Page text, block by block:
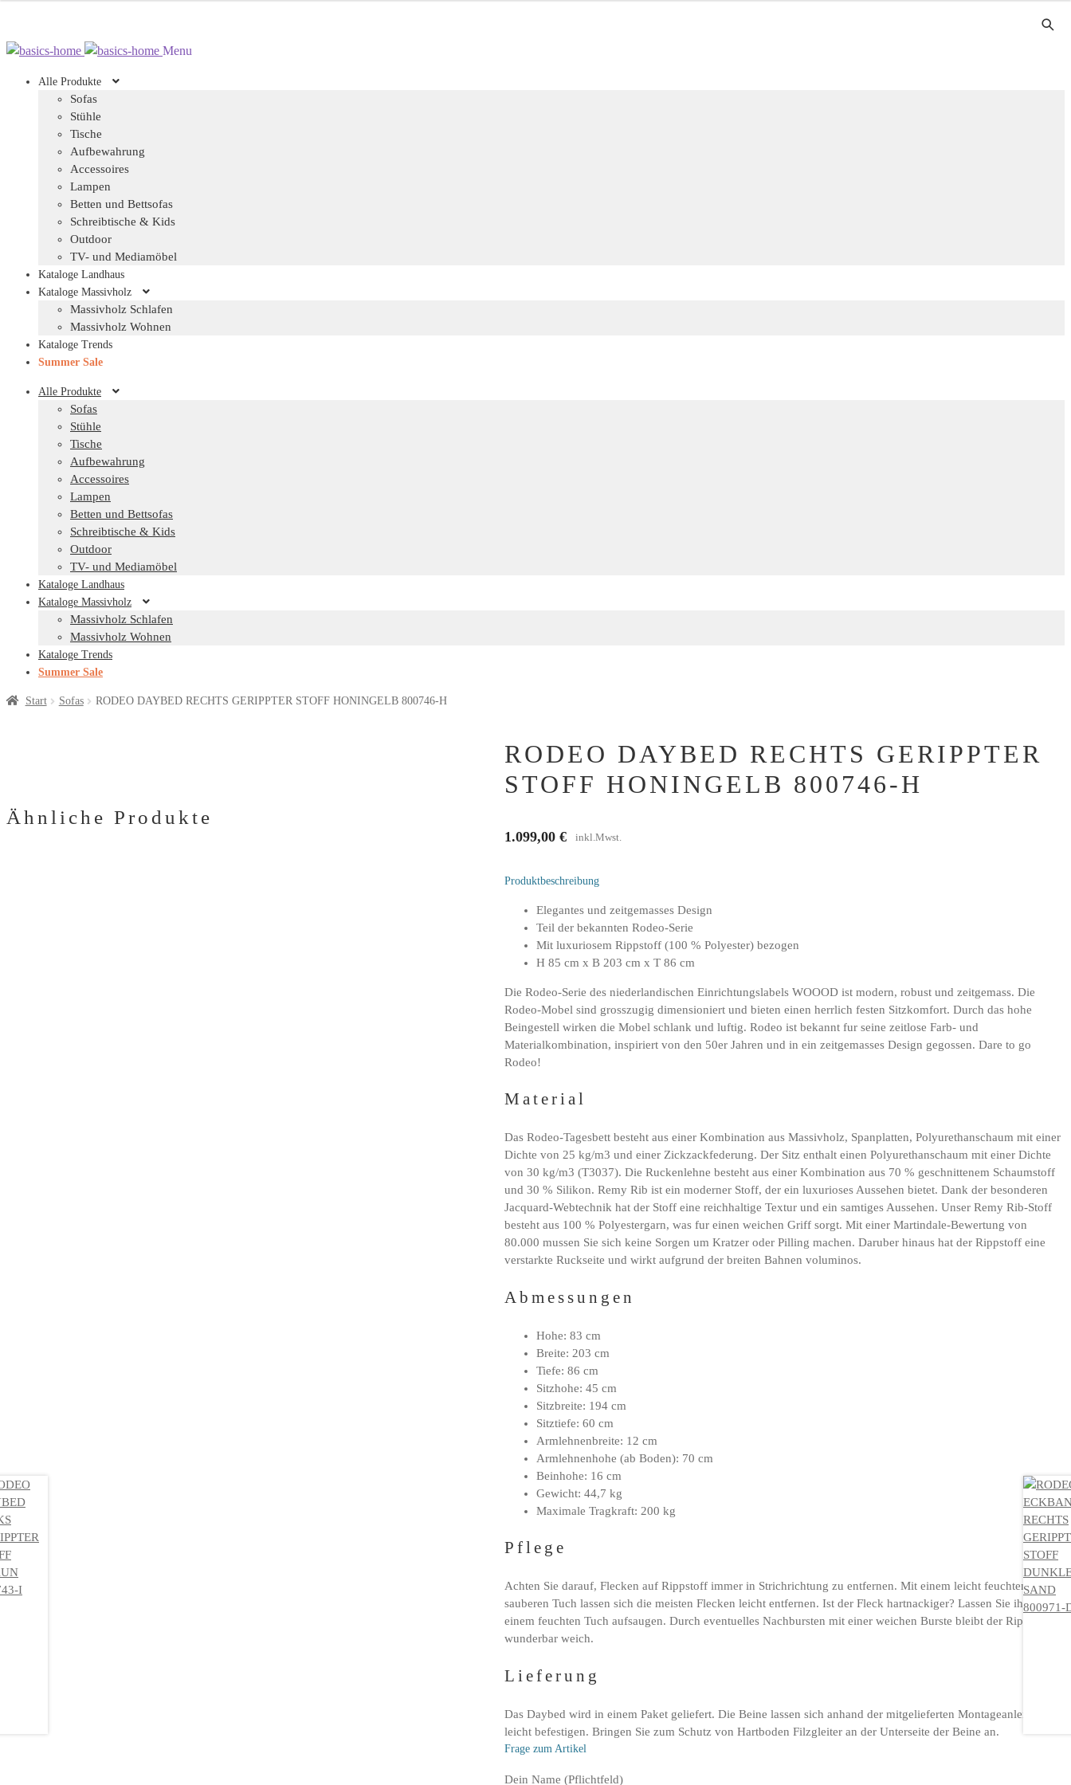
Zur
springen
Zum
springen
Menu
Alle Produkte
Sofas
Stühle
Tische
Aufbewahrung
Accessoires
Lampen
Betten und Bettsofas
Schreibtische & Kids
Outdoor
TV- und Mediamöbel
Kataloge Landhaus
Kataloge Massivholz
Massivholz Schlafen
Massivholz Wohnen
Kataloge Trends
Summer Sale
Alle Produkte
Sofas
Stühle
Tische
Aufbewahrung
Accessoires
Lampen
Betten und Bettsofas
Schreibtische & Kids
Outdoor
TV- und Mediamöbel
Kataloge Landhaus
Kataloge Massivholz
Massivholz Schlafen
Massivholz Wohnen
Kataloge Trends
Summer Sale
Start Sofas RODEO DAYBED RECHTS GERIPPTER STOFF HONINGELB 800746-H
RODEO DAYBED RECHTS GERIPPTER
STOFF HONINGELB 800746-H
1.099,00 € inkl.Mwst.
Produktbeschreibung
Elegantes und zeitgemasses Design
Teil der bekannten Rodeo-Serie
Mit luxuriosem Rippstoff (100 % Polyester) bezogen
H 85 cm x B 203 cm x T 86 cm
Die Rodeo-Serie des niederlandischen Einrichtungslabels WOOOD ist modern, robust und zeitgemass. Die
Rodeo-Mobel sind grosszugig dimensioniert und bieten einen herrlich festen Sitzkomfort. Durch das hohe
Beingestell wirken die Mobel schlank und luftig. Rodeo ist bekannt fur seine zeitlose Farb- und
Materialkombination, inspiriert von den 50er Jahren und in ein zeitgemasses Design gegossen. Dare to go
Rodeo!
Material
Das Rodeo-Tagesbett besteht aus einer Kombination aus Massivholz, Spanplatten, Polyurethanschaum mit einer
Dichte von 25 kg/m3 und einer Zickzackfederung. Der Sitz enthalt einen Polyurethanschaum mit einer Dichte
von 30 kg/m3 (T3037). Die Ruckenlehne besteht aus einer Kombination aus 70 % geschnittenem Schaumstoff
und 30 % Silikon. Remy Rib ist ein moderner Stoff, der ein luxurioses Aussehen bietet. Dank der besonderen
Jacquard-Webtechnik hat der Stoff eine reichhaltige Textur und ein samtiges Aussehen. Unser Remy Rib-Stoff
besteht aus 100 % Polyestergarn, was fur einen weichen Griff sorgt. Mit einer Martindale-Bewertung von
80.000 mussen Sie sich keine Sorgen um Kratzer oder Pilling machen. Daruber hinaus hat der Rippstoff eine
verstarkte Ruckseite und wirkt aufgrund der breiten Bahnen voluminos.
Abmessungen
Hohe: 83 cm
Breite: 203 cm
Tiefe: 86 cm
Sitzhohe: 45 cm
Sitzbreite: 194 cm
Sitztiefe: 60 cm
Armlehnenbreite: 12 cm
Armlehnenhohe (ab Boden): 70 cm
Beinhohe: 16 cm
Gewicht: 44,7 kg
Maximale Tragkraft: 200 kg
Pflege
Achten Sie darauf, Flecken auf Rippstoff immer in Strichrichtung zu entfernen. Mit einem leicht feuchten,
sauberen Tuch lassen sich die meisten Flecken leicht entfernen. Ist der Fleck hartnackiger? Lassen Sie ihn von
einem feuchten Tuch aufsaugen. Durch eventuelles Nachbursten mit einer weichen Burste bleibt der Rippstoff
wunderbar weich.
Lieferung
Das Daybed wird in einem Paket geliefert. Die Beine lassen sich anhand der mitgelieferten Montageanleitung
leicht befestigen. Bringen Sie zum Schutz von Hartboden Filzgleiter an der Unterseite der Beine an.
Frage zum Artikel
Bitte
Dein Name (Pflichtfeld)
Ähnliche Produkte